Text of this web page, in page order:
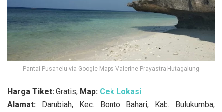
Pantai Pusahelu via Google Maps Valerine Prayastra Hutagalung
Harga Tiket: Gratis; Map: Cek Lokasi
Alamat: Darubiah, Kec. Bonto Bahari, Kab. Bulukumba,